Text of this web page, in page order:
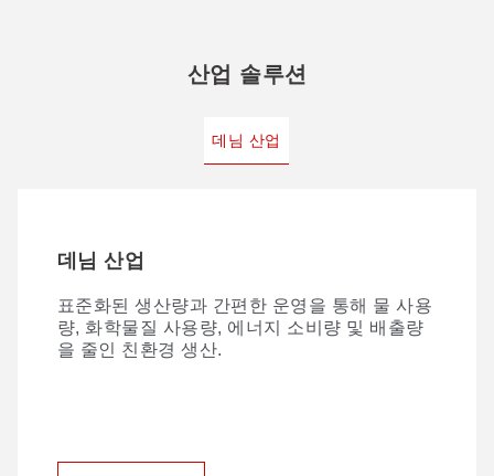
산업 솔루션
데님 산업
데님 산업
표준화된 생산량과 간편한 운영을 통해 물 사용
량, 화학물질 사용량, 에너지 소비량 및 배출량
을 줄인 친환경 생산.